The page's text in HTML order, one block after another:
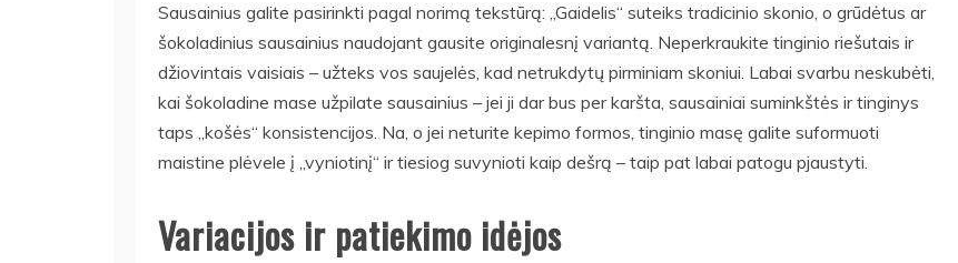
Sausainius galite pasirinkti pagal norimą tekstūrą: „Gaidelis“ suteiks tradicinio skonio, o grūdėtus ar
šokoladinius sausainius naudojant gausite originalesnį variantą. Neperkraukite tinginio riešutais ir
džiovintais vaisiais – užteks vos saujelės, kad netrukdytų pirminiam skoniui. Labai svarbu neskubėti,
kai šokoladine mase užpilate sausainius – jei ji dar bus per karšta, sausainiai suminkštės ir tinginys
taps „košės“ konsistencijos. Na, o jei neturite kepimo formos, tinginio masę galite suformuoti
maistine plėvele į „vyniotinį“ ir tiesiog suvynioti kaip dešrą – taip pat labai patogu pjaustyti.
Variacijos ir patiekimo idėjos